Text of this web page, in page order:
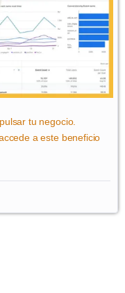
tu negocio.
a este beneficio